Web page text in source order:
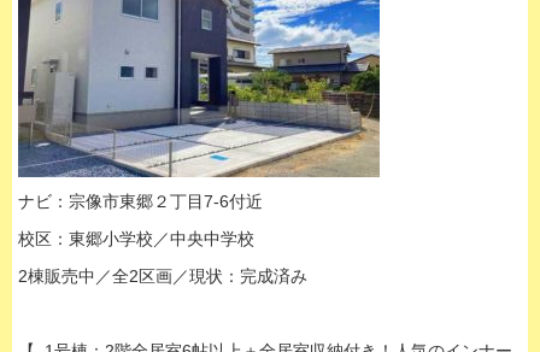
ナビ：宗像市東郷２丁目7-6付近
校区：東郷小学校／中央中学校
2棟販売中／全2区画／現状：完成済み